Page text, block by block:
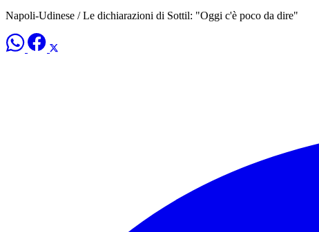
Napoli-Udinese / Le dichiarazioni di Sottil: "Oggi c'è poco da dire"